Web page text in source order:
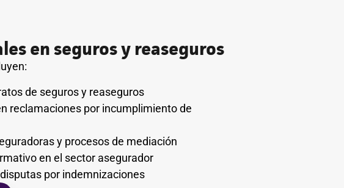
en seguros y reaseguros
de seguros y reaseguros
reclamaciones por incumplimiento de
y procesos de mediación
en el sector asegurador
por indemnizaciones